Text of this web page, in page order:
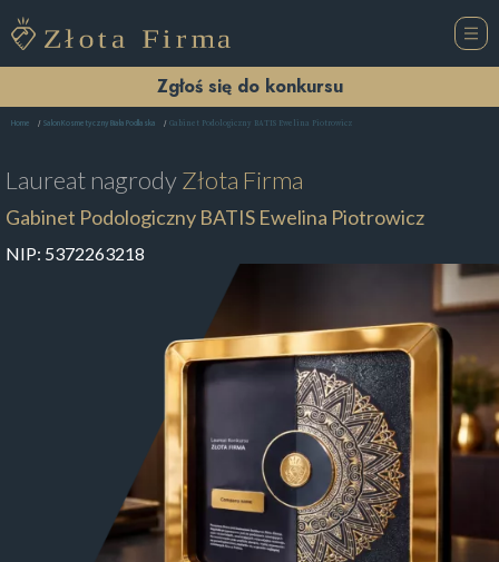
Zgłoś się do konkursu
Home Salon Kosmetyczny Biała Podlaska Gabinet Podologiczny BATIS Ewelina Piotrowicz
Laureat nagrodyZłota Firma
Gabinet Podologiczny BATIS Ewelina Piotrowicz
NIP: 5372263218